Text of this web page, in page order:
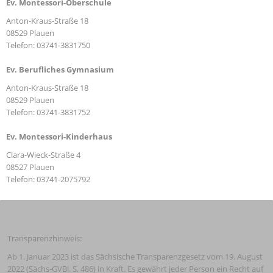
Ev. Montessori-Oberschule
Anton-Kraus-Straße 18
08529 Plauen
Telefon: 03741-3831750
Ev. Berufliches Gymnasium
Anton-Kraus-Straße 18
08529 Plauen
Telefon: 03741-3831752
Ev. Montessori-Kinderhaus
Clara-Wieck-Straße 4
08527 Plauen
Telefon: 03741-2075792
Transparenzhinweis:
Ab 1. Januar 2023 ist das Sächsische Transparenzgesetz vom 19. August
2022 (Sächs-GVBl. S. 486) in Kraft. Es gewährt jeder Person ein Recht auf